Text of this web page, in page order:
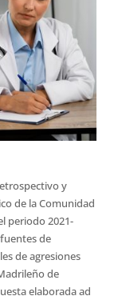
y
de la Comunidad
periodo 2021-
de
de agresiones
de
elaborada ad